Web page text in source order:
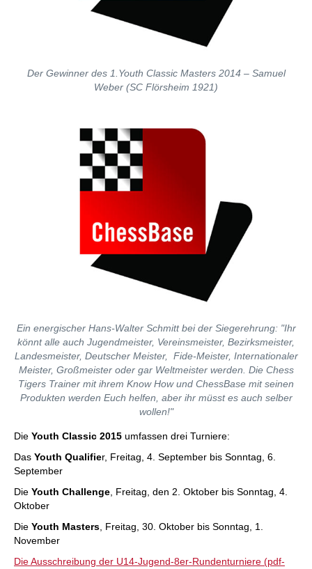
Der Gewinner des 1.Youth Classic Masters 2014 – Samuel
Weber (SC Flörsheim 1921)
Ein energischer Hans-Walter Schmitt bei der Siegerehrung: "Ihr
könnt alle auch Jugendmeister, Vereinsmeister, Bezirksmeister,
Landesmeister, Deutscher Meister, Fide-Meister, Internationaler
Meister, Großmeister oder gar Weltmeister werden. Die Chess
Tigers Trainer mit ihrem Know How und ChessBase mit seinen
Produkten werden Euch helfen, aber ihr müsst es auch selber
wollen!"
Die Youth Classic 2015 umfassen drei Turniere:
Das Youth Qualifier, Freitag, 4. September bis Sonntag, 6.
September
Die Youth Challenge , Freitag, den 2. Oktober bis Sonntag, 4.
Oktober
Die Youth Masters , Freitag, 30. Oktober bis Sonntag, 1.
November
Die Ausschreibung der U14-Jugend-8er-Rundenturniere (pdf-